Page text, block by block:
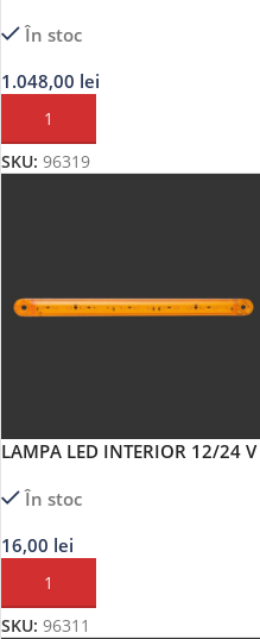
ENERGY
În stoc
1.048,00 lei
ADAUGĂ ÎN COȘ
SKU: 96319
LAMPA LED INTERIOR 12/24 V
În stoc
16,00 lei
ADAUGĂ ÎN COȘ
SKU: 96311